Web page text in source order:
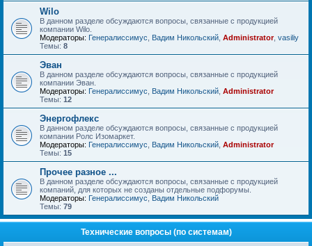
Wilo
В данном разделе обсуждаются вопросы, связанные с продукцией
компании Wilo.
Модераторы: Генералиссимус Вадим Никольский Administrator, vasiliy
Темы: 8
Эван
В данном разделе обсуждаются вопросы, связанные с продукцией
компании Эван.
Модераторы: Генералиссимус Вадим Никольский Administrator
Темы: 12
Энергофлекс
В данном разделе обсуждаются вопросы, связанные с продукцией
компании Ролс Изомаркет.
Модераторы: Генералиссимус Вадим Никольский Administrator
Темы: 15
Прочее разное ...
В данном разделе обсуждаются вопросы, связанные с продукцией
компаний, для которых не созданы отдельные подфорумы.
Модераторы: Генералиссимус
Вадим Никольский
Темы: 79
Технические вопросы (по системам)